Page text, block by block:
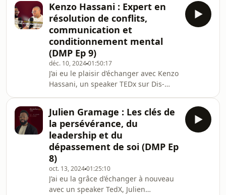
Gilles Moyse :🧠 Docteur en IA, auteur
du livre Donnerons-nous notre langue
au ChatGPT ?, et fondateur d’une
entreprise française spécialisée dans
les applications de l’IA au traitement
de l’information.Ce qu’on explore
ensemble :• Comment l’IA (et ceux
Kenzo Hassani : Expert en
résolution de conflits,
communication et
conditionnement mental
(DMP Ep 9)
déc. 10, 202401:50:17
J’ai eu le plaisir d’échanger avec Kenzo
Hassani, un speaker TEDx sur Dis-
résolution de conflits, de la
communication et du
conditionnement mental aux côtés de
Kenzo, coach mental et conférencier.
Découvrez comment la gestion des
émotions et des relations peut
transformer non seulement notre
façon d’aborder les conflits, mais
Julien Gramage : Les clés de
la persévérance, du
leadership et du
dépassement de soi (DMP Ep
8)
oct. 13, 202401:25:10
J’ai eu la grâce d’échanger à nouveau
avec un speaker TedX, Julien